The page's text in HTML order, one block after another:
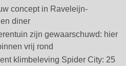
concept in Raveleijn-
diner
zijn gewaarschuwd: hier
vrij rond
klimbeleving Spider City: 25